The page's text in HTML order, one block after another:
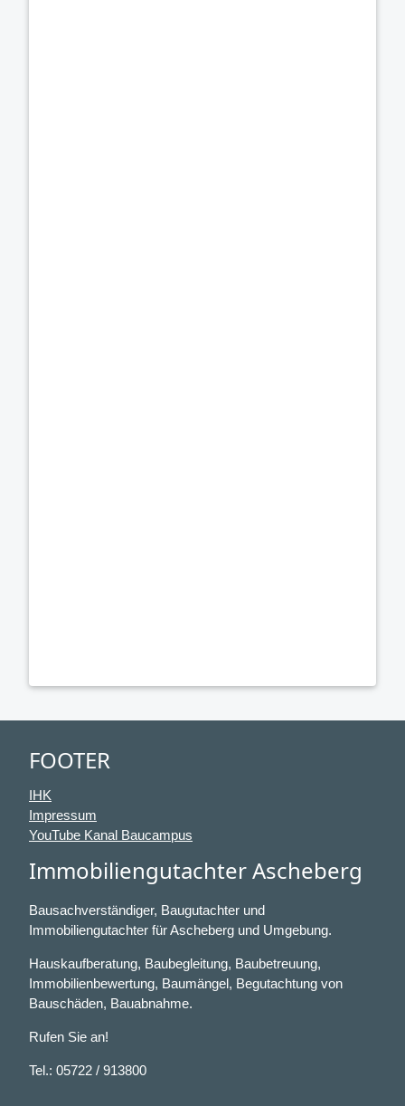
FOOTER
IHK
Impressum
YouTube Kanal Baucampus
Immobiliengutachter Ascheberg
Bausachverständiger, Baugutachter und
Immobiliengutachter für Ascheberg und Umgebung.
Hauskaufberatung, Baubegleitung, Baubetreuung,
Immobilienbewertung, Baumängel, Begutachtung von
Bauschäden, Bauabnahme.
Rufen Sie an!
Tel.: 05722 / 913800